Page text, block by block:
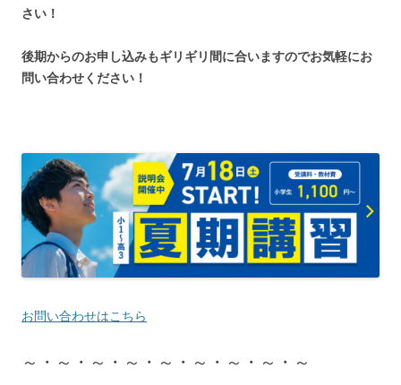
さい！
後期からのお申し込みもギリギリ間に合いますのでお気軽にお
問い合わせください！
お問い合わせはこちら
～・～・～・～・～・～・～・～・～